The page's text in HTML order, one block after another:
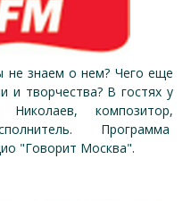
не знаем о нем? Чего еще
творчества? В гостях у
композитор,
Программа
"Говорит Москва".